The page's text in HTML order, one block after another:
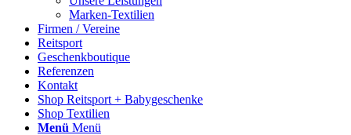
Marken-Textilien
Firmen / Vereine
Reitsport
Geschenkboutique
Referenzen
Kontakt
Shop Reitsport + Babygeschenke
Shop Textilien
Menü Menü